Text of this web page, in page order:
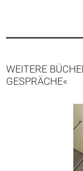
WEITERE
GESPRÄCHE«